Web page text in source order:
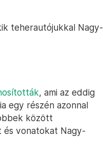
teherautójukkal Nagy-
, ami az eddig
egy részén azonnal
között
és vonatokat Nagy-